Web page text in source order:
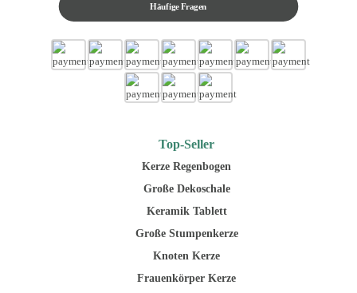
Häufige Fragen
Top-Seller
Kerze Regenbogen
Große Dekoschale
Keramik Tablett
Große Stumpenkerze
Knoten Kerze
Frauenkörper Kerze